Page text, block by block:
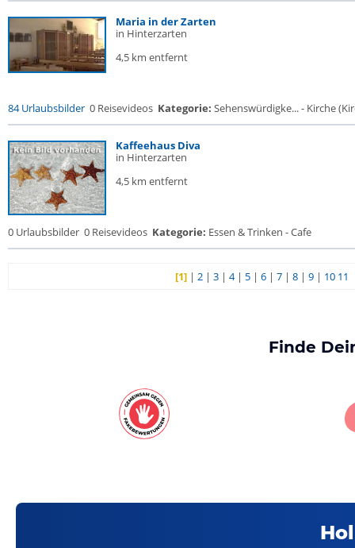
Maria in der Zarten
in Hinterzarten
4,5 km entfernt
84 Urlaubsbilder 0 Reisevideos Kategorie: Sehenswürdigke... - Kirche
Kaffeehaus Diva
in Hinterzarten
4,5 km entfernt
0 Urlaubsbilder 0 Reisevideos Kategorie: Essen & Trinken - Cafe
[1] |2 |3 |4| 5 |6 |7 |8 |9 | 10 11
Finde